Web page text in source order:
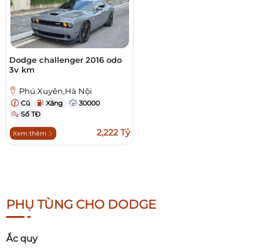
Dodge challenger 2016 odo
3v km
Phú Xuyên,Hà Nội
Cũ Xăng
30000
Số TĐ
Xem thêm 2,222 Tỷ
PHỤ TÙNG CHO DODGE
Ắc quy